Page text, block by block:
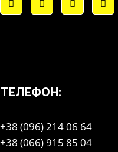
ТЕЛЕФОН:
+38 (096) 214 06 64
+38 (066) 915 85 04